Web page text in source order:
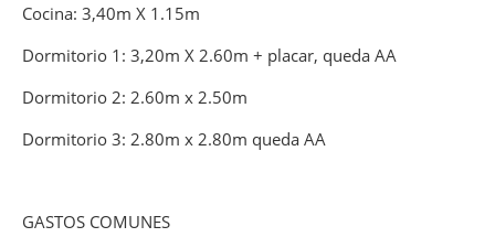
Cocina: 3,40m X 1.15m
Dormitorio 1: 3,20m X 2.60m + placar, queda AA
Dormitorio 2: 2.60m x 2.50m
Dormitorio 3: 2.80m x 2.80m queda AA
GASTOS COMUNES